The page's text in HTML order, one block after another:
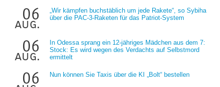
06
aug.
„Wir kämpfen buchstäblich um jede Rakete“, so Sybiha
über die PAC-3-Raketen für das Patriot-System
06
aug.
In Odessa sprang ein 12-jähriges Mädchen aus dem 7:
Stock: Es wird wegen des Verdachts auf Selbstmord
ermittelt
06 Nun können Sie Taxis über die KI „Bolt“ bestellen